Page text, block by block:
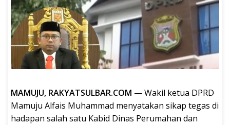
MAMUJU, RAKYATSULBAR.COM — Wakil ketua DPRD
Mamuju Alfais Muhammad menyatakan sikap tegas di
hadapan salah satu Kabid Dinas Perumahan dan